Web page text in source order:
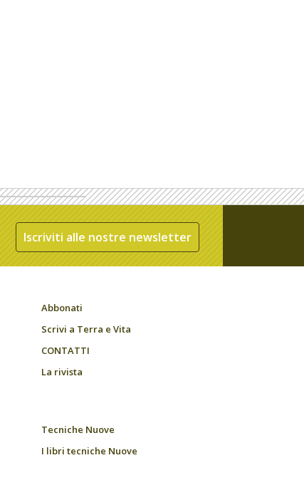
Iscriviti alle nostre newsletter
Abbonati
Scrivi a Terra e Vita
CONTATTI
La rivista
Tecniche Nuove
I libri tecniche Nuove